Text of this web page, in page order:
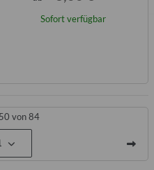
Sofort verfügbar
von 84